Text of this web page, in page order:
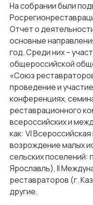
На собрании были
Отчет о
основные
год. Среди них –
общероссийской
«Союз
проведение и
конференциях,
реставрационного
всероссийских и
как: VI
возрождение малых
сельских поселений:
Ярославль), II
реставраторов (г.
другие.